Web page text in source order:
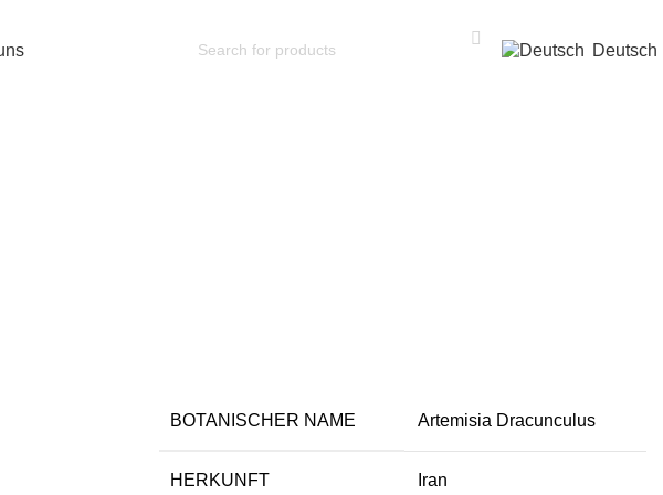
Deutsch
BOTANISCHER NAME Artemisia Dracunculus
HERKUNFT Iran